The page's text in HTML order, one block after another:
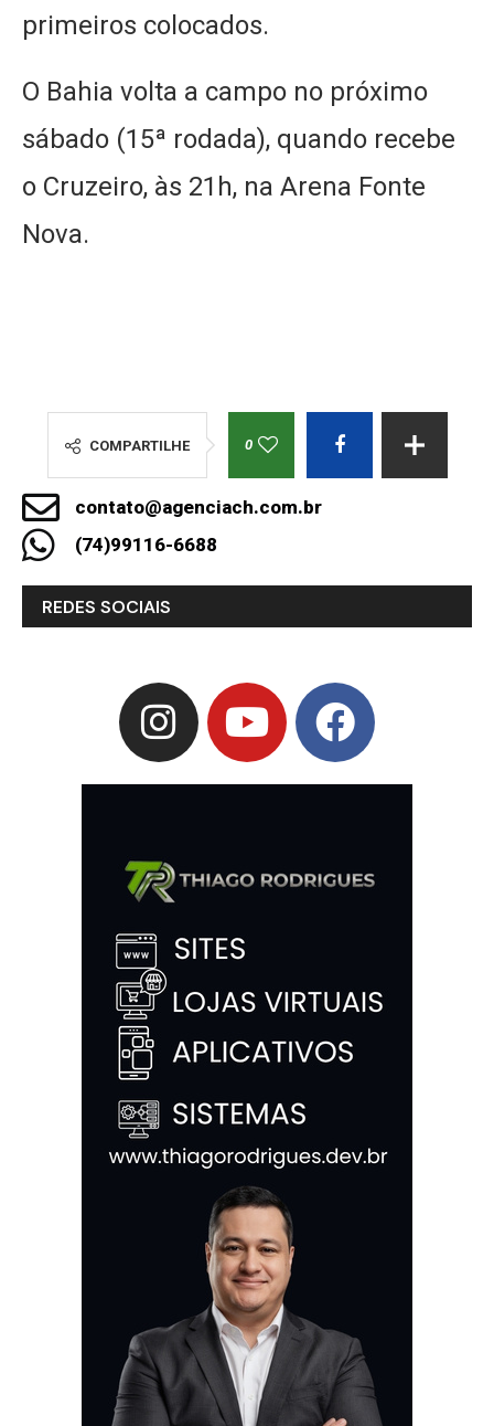
primeiros colocados.
O Bahia volta a campo no próximo
sábado (15ª rodada), quando recebe
o Cruzeiro, às 21h, na Arena Fonte
Nova.
COMPARTILHE 0
contato@agenciach.com.br
(74)99116-6688
REDES SOCIAIS